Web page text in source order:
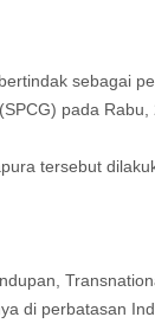
sebagai
pada Rabu,
tersebut
di perbatasan